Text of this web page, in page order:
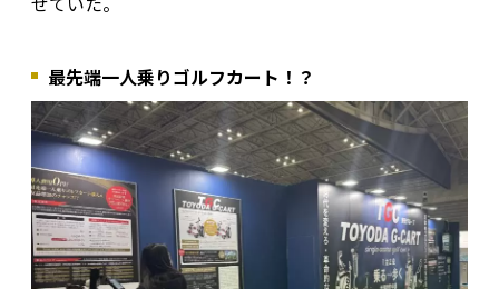
最先端一人乗りゴルフカート！？